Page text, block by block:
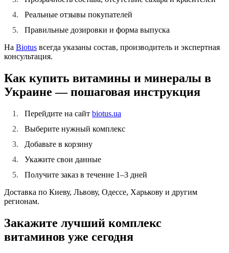
Реальные отзывы покупателей
Правильные дозировки и форма выпуска
На Biotus всегда указаны состав, производитель и экспертная
консультация.
Как купить витамины и минералы в
Украине — пошаговая инструкция
Перейдите на сайт biotus.ua
Выберите нужный комплекс
Добавьте в корзину
Укажите свои данные
Получите заказ в течение 1–3 дней
Доставка по Киеву, Львову, Одессе, Харькову и другим
регионам.
Закажите лучший комплекс
витаминов уже сегодня